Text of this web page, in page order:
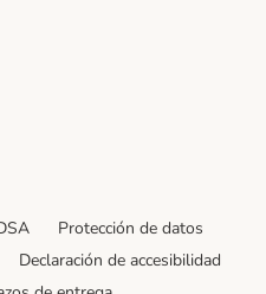
Protección de datos
Declaración de accesibilidad